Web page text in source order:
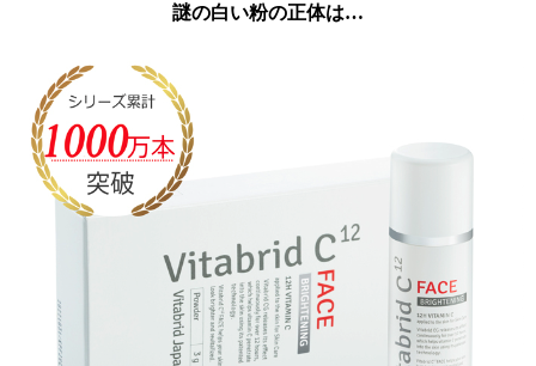
謎の白い粉の正体は…